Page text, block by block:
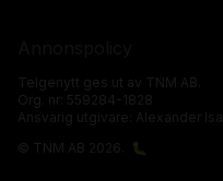
Telgenytt ges ut av TNM AB.
Org. nr: 559284-1828
Ansvarig utgivare: Alexander Isa
© TNM AB 2026.
🐛